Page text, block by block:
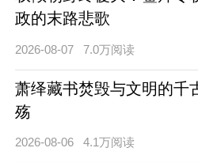
政的末路悲歌
2026-08-07 7.0万阅读
萧绎藏书焚毁与文明的千
殇
2026-08-06 4.1万阅读